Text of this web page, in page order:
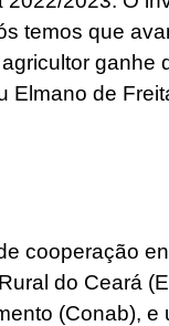
temos que
ganhe
Elmano de
cooperação
do Ceará
(Conab), e